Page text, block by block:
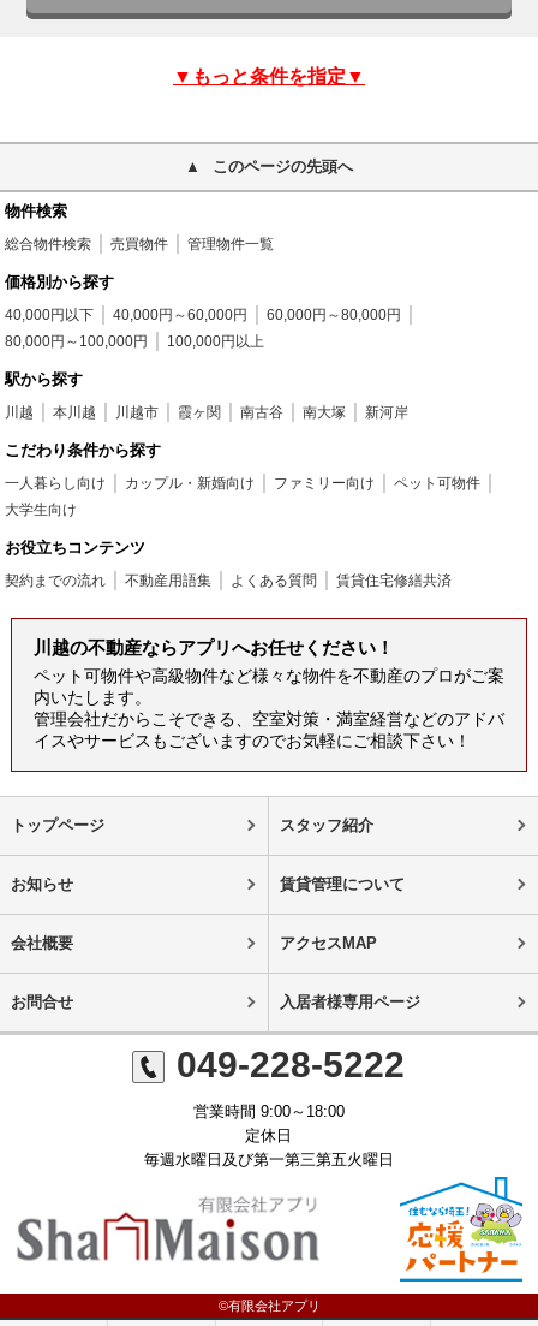
▼もっと条件を指定▼
このページの先頭へ
物件検索
総合物件検索 売買物件 管理物件一覧
価格別から探す
40,000円以下 40,000円～60,000円
60,000円～80,000円
80,000円～100,000円
100,000円以上
駅から探す
川越 本川越 川越市 霞ヶ関 南古谷 南大塚 新河岸
こだわり条件から探す
一人暮らし向け カップル・新婚向け ファミリー向け
ペット可物件
大学生向け
お役立ちコンテンツ
契約までの流れ 不動産用語集 よくある質問 賃貸住宅修繕共済
川越の不動産ならアプリへお任せください！
ペット可物件や高級物件など様々な物件を不動産のプロがご案
内いたします。
管理会社だからこそできる、空室対策・満室経営などのアドバ
イスやサービスもございますのでお気軽にご相談下さい！
トップページ スタッフ紹介
お知らせ 賃貸管理について
会社概要 アクセスMAP
お問合せ 入居者様専用ページ
049-228-5222
営業時間 9:00～18:00
定休日
毎週水曜日及び第一第三第五火曜日
©有限会社アプリ